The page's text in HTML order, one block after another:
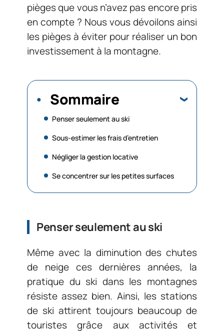
pièges que vous n’avez pas encore pris
en compte ? Nous vous dévoilons ainsi
les pièges à éviter pour réaliser un bon
investissement à la montagne.
Sommaire
Penser seulement au ski
Sous-estimer les frais d’entretien
Négliger la gestion locative
Se concentrer sur les petites surfaces
Penser seulement au ski
Même avec la diminution des chutes
de neige ces dernières années, la
pratique du ski dans les montagnes
résiste assez bien. Ainsi, les stations
de ski attirent toujours beaucoup de
touristes grâce aux activités et